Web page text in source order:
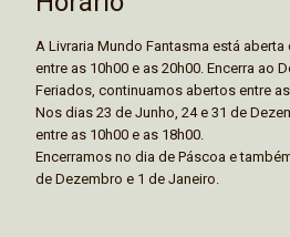
A Livraria Mundo Fantasma está aberta
entre as 10h00 e as 20h00. Encerra ao
Feriados, continuamos abertos entre as
Nos dias 23 de Junho, 24 e 31 de
entre as 10h00 e as 18h00.
Encerramos no dia de Páscoa e
de Dezembro e 1 de Janeiro.